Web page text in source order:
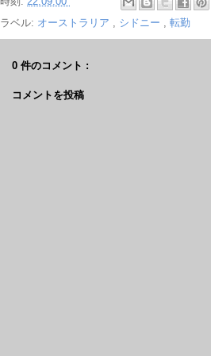
ラベル: オーストラリア シドニー 転勤
0 件のコメント :
コメントを投稿